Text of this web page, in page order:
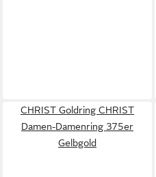
CHRIST Goldring CHRIST
Damen-Damenring 375er
Gelbgold